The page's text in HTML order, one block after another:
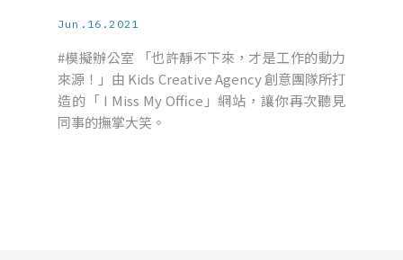
Jun.16.2021
#模擬辦公室 「也許靜不下來，才是工作的動力
來源！」由 Kids Creative Agency 創意團隊所打
造的「 I Miss My Office」網站，讓你再次聽見
同事的撫掌大笑。